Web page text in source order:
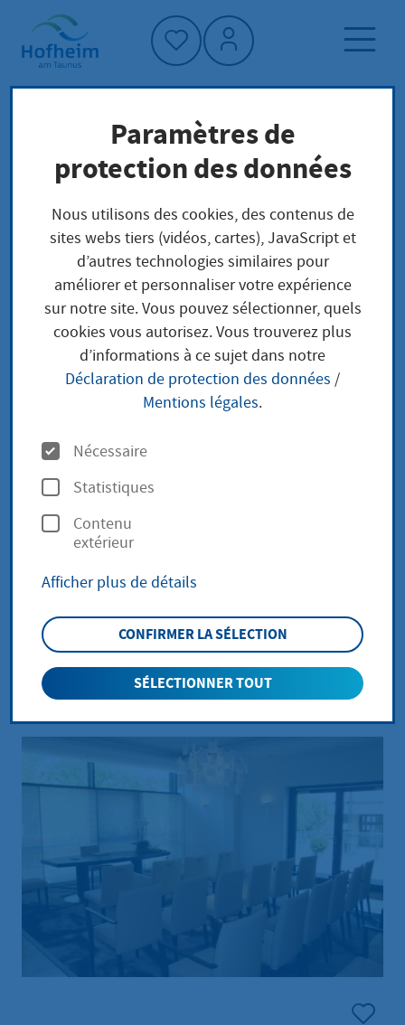
Accueil"
Page d'accueil
Vivre à Hofheim
Société et affaires sociales
Familles
Naissance
Paramètres de
protection des données
Nous utilisons des cookies, des contenus de
sites webs tiers (vidéos, cartes), JavaScript et
d’autres technologies similaires pour
améliorer et personnaliser votre expérience
sur notre site. Vous pouvez sélectionner, quels
cookies vous autorisez. Vous trouverez plus
d’informations à ce sujet dans notre
Déclaration de protection des données /
Mentions légales.
O
p
t
i
n
s
Nécessaire
Statistiques
Contenu
extérieur
Afficher plus de détails
CONFIRMER LA SÉLECTION
SÉLECTIONNER TOUT